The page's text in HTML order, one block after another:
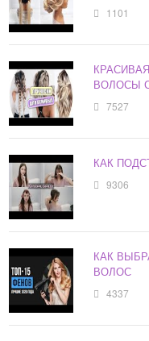
1101
ВОЛОСЫ
7527
КАК
9306
КАК
ВОЛОС
4337